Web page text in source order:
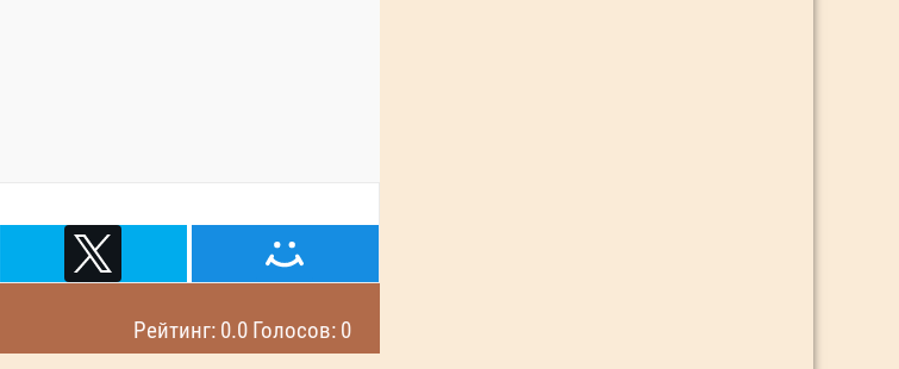
Рейтинг: 0.0 Голосов: 0